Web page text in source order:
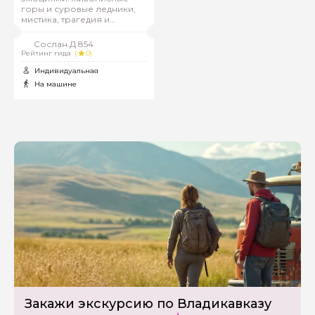
горы и суровые ледники,
мистика, трагедия и
Сослан.Д 854
Рейтинг гида (
0)
Индивидуальная
На машине
Закажи экскурсию по Владикавказу